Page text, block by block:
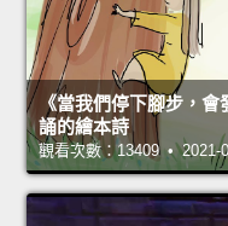
《當我們停下腳步，
誦的繪本詩
觀看次數：13409 • 2021-